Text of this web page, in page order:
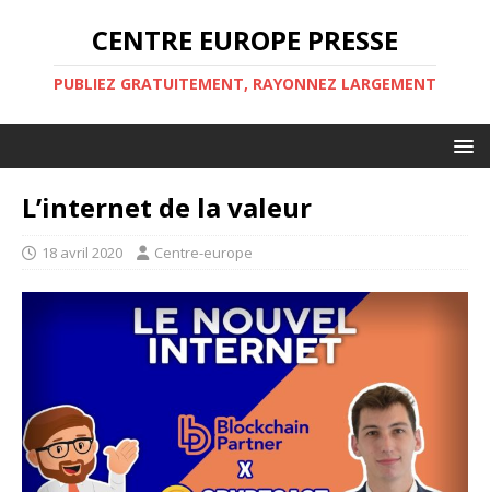
CENTRE EUROPE PRESSE
PUBLIEZ GRATUITEMENT, RAYONNEZ LARGEMENT
L’internet de la valeur
18 avril 2020 Centre-europe